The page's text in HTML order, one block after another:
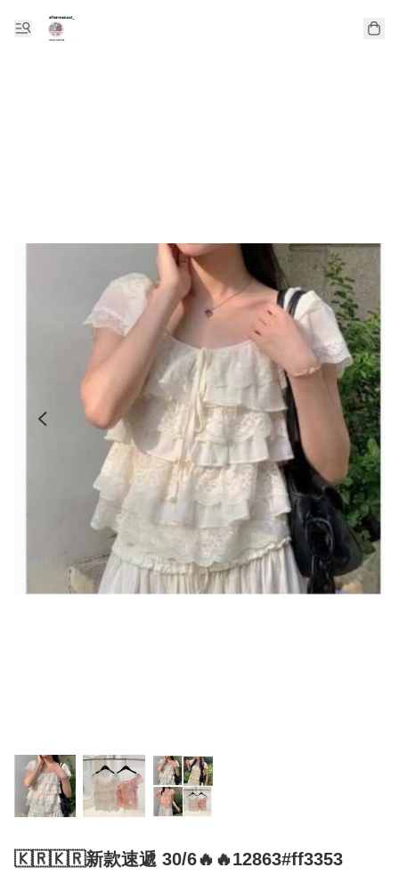
🇰🇷🇰🇷新款速遞 30/6🔥🔥12863#ff3353